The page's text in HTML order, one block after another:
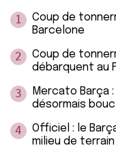
1
Coup de
Barcelone
2
Coup de
débarquent au
3
Mercato Barça
désormais
4
Officiel : le
milieu de terrain